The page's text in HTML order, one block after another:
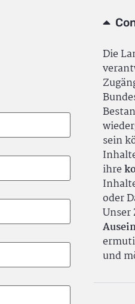
Die
sein
ihre
oder
Unser
und